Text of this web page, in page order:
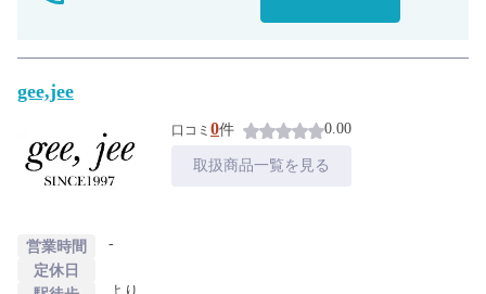
gee,jee
口コミ 0件 0.00
取扱商品一覧を見る
営業時間
-
定休日